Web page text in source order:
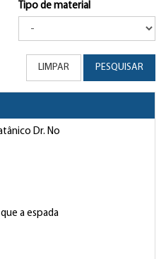
Tipo de material
LIMPAR PESQUISAR
Dr. No
a espada